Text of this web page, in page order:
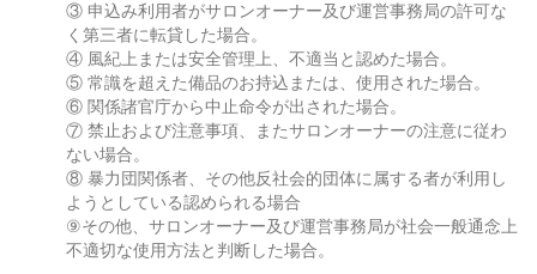
③ 申込み利用者がサロンオーナー及び運営事務局の許可な
く第三者に転貸した場合。
④ 風紀上または安全管理上、不適当と認めた場合。
⑤ 常識を超えた備品のお持込または、使用された場合。
⑥ 関係諸官庁から中止命令が出された場合。
⑦ 禁止および注意事項、またサロンオーナーの注意に従わ
ない場合。
⑧ 暴力団関係者、その他反社会的団体に属する者が利用し
ようとしている認められる場合
⑨その他、サロンオーナー及び運営事務局が社会一般通念上
不適切な使用方法と判断した場合。